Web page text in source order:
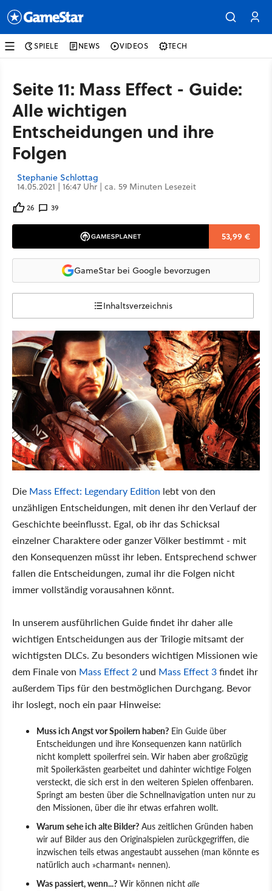
SPIELE NEWS VIDEOS TECH
Seite 11: Mass Effect - Guide:
Alle wichtigen
Entscheidungen und ihre
Folgen
Stephanie Schlottag
14.05.2021 | 16:47 Uhr | ca. 59 Minuten Lesezeit
26 39
53,99 €
GameStar bei Google bevorzugen
Inhaltsverzeichnis
Die Mass Effect: Legendary Edition lebt von den
unzähligen Entscheidungen, mit denen ihr den Verlauf der
Geschichte beeinflusst. Egal, ob ihr das Schicksal
einzelner Charaktere oder ganzer Völker bestimmt - mit
den Konsequenzen müsst ihr leben. Entsprechend schwer
fallen die Entscheidungen, zumal ihr die Folgen nicht
immer vollständig vorausahnen könnt.
In unserem ausführlichen Guide findet ihr daher alle
wichtigen Entscheidungen aus der Trilogie mitsamt der
wichtigsten DLCs. Zu besonders wichtigen Missionen wie
dem Finale von Mass Effect 2 und Mass Effect 3findet ihr
außerdem Tips für den bestmöglichen Durchgang. Bevor
ihr loslegt, noch ein paar Hinweise:
Muss ich Angst vor Spoilern haben? Ein Guide über
Entscheidungen und ihre Konsequenzen kann natürlich
nicht komplett spoilerfrei sein. Wir haben aber großzügig
mit Spoilerkästen gearbeitet und dahinter wichtige Folgen
versteckt, die sich erst in den weiteren Spielen offenbaren.
Springt am besten über die Schnellnavigation unten nur zu
den Missionen, über die ihr etwas erfahren wollt.
Warum sehe ich alte Bilder? Aus zeitlichen Gründen haben
wir auf Bilder aus den Originalspielen zurückgegriffen, die
inzwischen teils etwas angestaubt aussehen (man könnte es
natürlich auch »charmant« nennen).
Was passiert, wenn...? Wir können nicht alle